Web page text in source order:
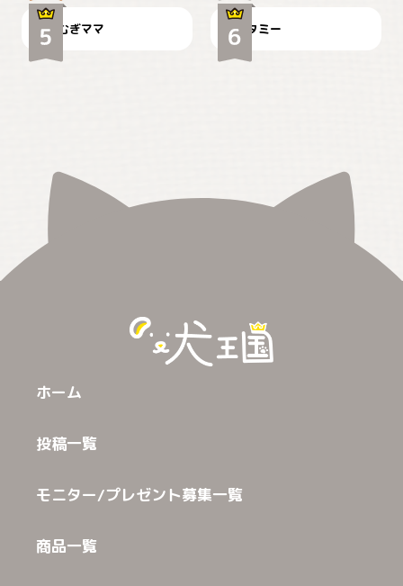
むぎママ タミー
ホーム
投稿一覧
モニター/プレゼント募集一覧
商品一覧